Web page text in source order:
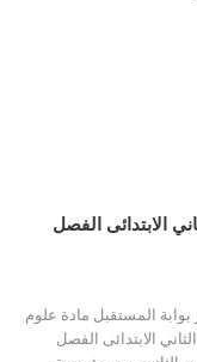
الابتدائى الفصل
بوابة المستقبل مادة علوم
الابتدائى الفصل